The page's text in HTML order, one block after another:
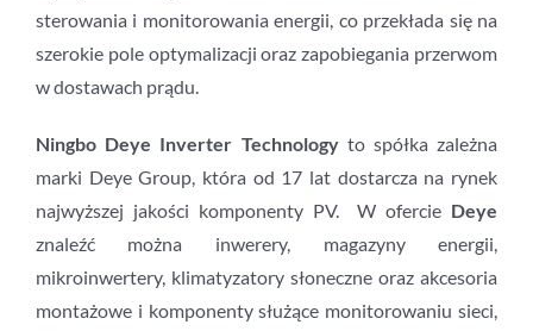
sterowania i monitorowania energii, co przekłada się na
szerokie pole optymalizacji oraz zapobiegania przerwom
w dostawach prądu.
Ningbo Deye Inverter Technologyto spółka zależna
marki Deye Group, która od 17 lat dostarcza na rynek
najwyższej jakości komponenty PV. W ofercie Deye
znaleźć można inwerery, magazyny energii,
mikroinwertery, klimatyzatory słoneczne oraz akcesoria
montażowe i komponenty służące monitorowaniu sieci,